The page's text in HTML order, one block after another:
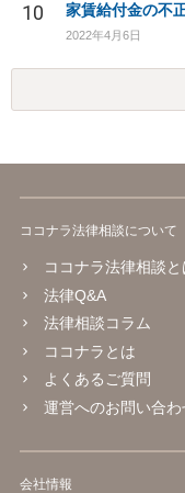
10 家賃給付金の不
2022年4月6日
ココナラ法律相談について
ココナラ法律相談と
法律Q&A
法律相談コラム
ココナラとは
よくあるご質問
運営へのお問い合わ
会社情報